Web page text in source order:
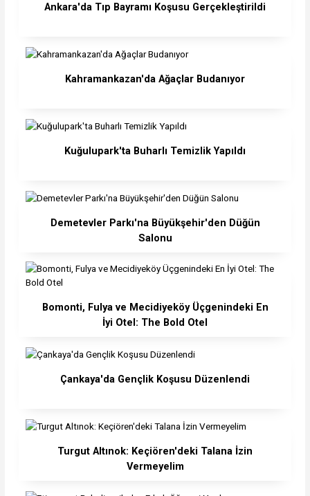
Ankara'da Tıp Bayramı Koşusu Gerçekleştirildi
Kahramankazan'da Ağaçlar Budanıyor
Kuğulupark'ta Buharlı Temizlik Yapıldı
Demetevler Parkı'na Büyükşehir'den Düğün
Salonu
Bomonti, Fulya ve Mecidiyeköy Üçgenindeki En
İyi Otel: The Bold Otel
Çankaya'da Gençlik Koşusu Düzenlendi
Turgut Altınok: Keçiören'deki Talana İzin
Vermeyelim